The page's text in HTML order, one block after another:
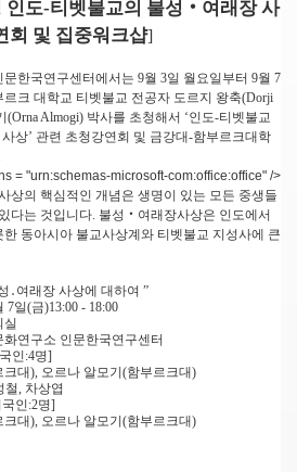
인도-티벳불교의 불성‧여래장 사
회 및 집중워크샵]
한국연구센터에서는 9월 3일 월요일부터 9월 7
크 대학교 티벳불교 전공자 도르지 왕축(Dorji
(Orna Almogi) 박사를 초청해서 ‘인도-티벳불교
상’ 관련 초청강연회 및 금강대-함부르크대학
= "urn:schemas-microsoft-com:office:office" />
상의 핵심적인 개념은 생명이 있는 모든 중생들
다는 것입니다. 불성‧여래장사상은 인도에서
동아시아 불교사상계와 티벳불교 지성사에 큰
․여래장 사상에 대하여 ”
7일(금)13:00 - 18:00
실
연구소 인문한국연구센터
인:4명]
크대), 오르나 알모기(함부르크대)
철, 차상엽
인:2명]
크대), 오르나 알모기(함부르크대)